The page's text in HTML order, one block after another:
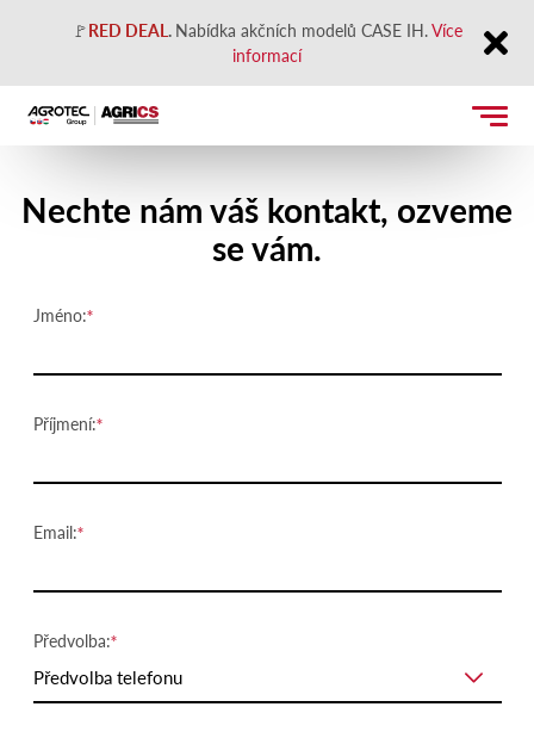
🚩RED DEAL. Nabídka akčních modelů CASE IH.Více
informací
Close
Nechte nám váš kontakt, ozveme
se vám.
Jméno:
Příjmení:
Email:
Předvolba:
Předvolba telefonu